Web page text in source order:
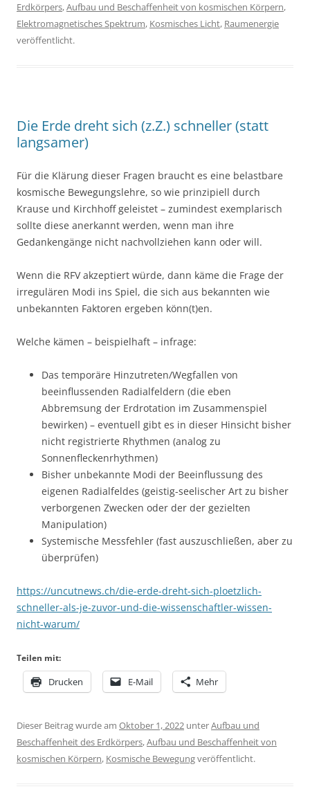
Erdkörpers,Aufbau und Beschaffenheit von kosmischen Körpern,
Elektromagnetisches Spektrum, Kosmisches Licht, Raumenergie
veröffentlicht.
Die Erde dreht sich (z.Z.) schneller (statt
langsamer)
Für die Klärung dieser Fragen braucht es eine belastbare
kosmische Bewegungslehre, so wie prinzipiell durch
Krause und Kirchhoff geleistet – zumindest exemplarisch
sollte diese anerkannt werden, wenn man ihre
Gedankengänge nicht nachvollziehen kann oder will.
Wenn die RFV akzeptiert würde, dann käme die Frage der
irregulären Modi ins Spiel, die sich aus bekannten wie
unbekannten Faktoren ergeben könn(t)en.
Welche kämen – beispielhaft – infrage:
Das temporäre Hinzutreten/Wegfallen von
beeinflussenden Radialfeldern (die eben
Abbremsung der Erdrotation im Zusammenspiel
bewirken) – eventuell gibt es in dieser Hinsicht bisher
nicht registrierte Rhythmen (analog zu
Sonnenfleckenrhythmen)
Bisher unbekannte Modi der Beeinflussung des
eigenen Radialfeldes (geistig-seelischer Art zu bisher
verborgenen Zwecken oder der der gezielten
Manipulation)
Systemische Messfehler (fast auszuschließen, aber zu
überprüfen)
https://uncutnews.ch/die-erde-dreht-sich-ploetzlich-
schneller-als-je-zuvor-und-die-wissenschaftler-wissen-
nicht-warum/
Teilen mit:
Drucken E-Mail Mehr
Dieser Beitrag wurde am Oktober 1, 2022 unterAufbau und
Beschaffenheit des Erdkörpers,Aufbau und Beschaffenheit von
kosmischen Körpern, Kosmische Bewegungveröffentlicht.